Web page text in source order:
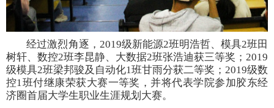
经过激烈角逐，2019级新能源2班明浩哲、模具2班田
树轩、数控2班李昆静、大数据2班张浩迪获三等奖；2019
级模具2班梁邦骏及自动化1班甘雨分获二等奖；2019级数
控1班付继康荣获大赛一等奖，并将代表学院参加胶东经
济圈首届大学生职业生涯规划大赛。